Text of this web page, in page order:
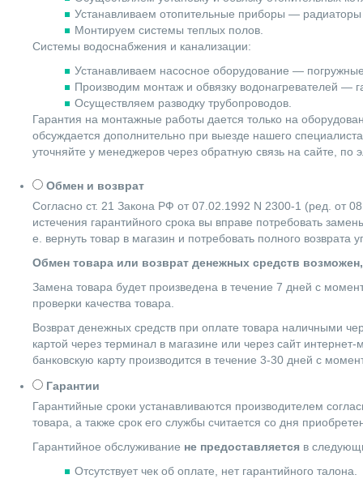
Устанавливаем отопительные приборы —
Монтируем системы теплых полов.
Системы водоснабжения и канализации:
Устанавливаем насосное оборудование —
Производим монтаж и обвязку водонагревателей —
Осуществляем разводку трубопроводов.
Гарантия на монтажные работы дается только на
обсуждается дополнительно при выезде нашего
уточняйте у менеджеров через обратную связь на сайте,
Обмен и возврат
Согласно ст. 21 Закона РФ от 07.02.1992 N 2300-1 (ред. от
истечения гарантийного срока вы вправе потребовать
е. вернуть товар в магазин и потребовать полного
Обмен товара или возврат денежных средств
Замена товара будет произведена в течение 7 дней с
проверки качества товара.
Возврат денежных средств при оплате товара наличными
картой через терминал в магазине или через сайт
банковскую карту производится в течение 3-30 дней с
Гарантии
Гарантийные сроки устанавливаются производителем
товара, а также срок его службы считается со дня
Гарантийное обслуживание не предоставляется в
Отсутствует чек об оплате, нет гарантийного талона.